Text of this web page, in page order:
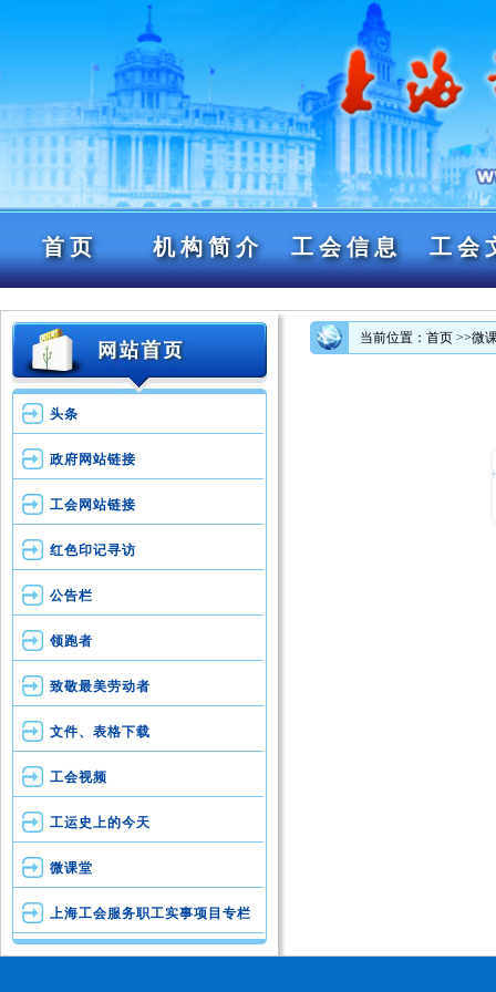
首页 机构简介 工会信息 工会
头条
政府网站链接
工会网站链接
红色印记寻访
公告栏
领跑者
致敬最美劳动者
文件、表格下载
工会视频
工运史上的今天
微课堂
上海工会服务职工实事项目专栏
当前位置：首页 >>微